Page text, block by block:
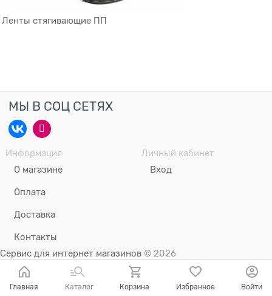
Ленты стягивающие ПП
МЫ В СОЦ СЕТЯХ
Информация
О магазине
Оплата
Доставка
Контакты
Личный кабинет
Вход
Сервис для интернет магазинов © 2026
Главная Каталог Корзина Избранное Войти